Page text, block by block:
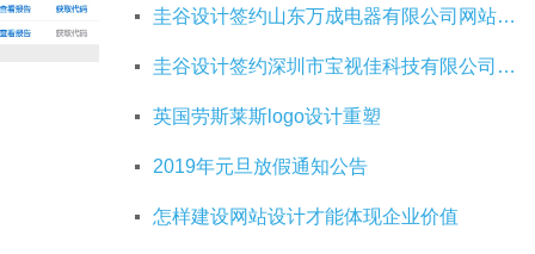
圭谷设计签约山东万成电器有限公司网站建设服务
圭谷设计签约深圳市宝视佳科技有限公司网站建设服务
英国劳斯莱斯logo设计重塑
2019年元旦放假通知公告
怎样建设网站设计才能体现企业价值